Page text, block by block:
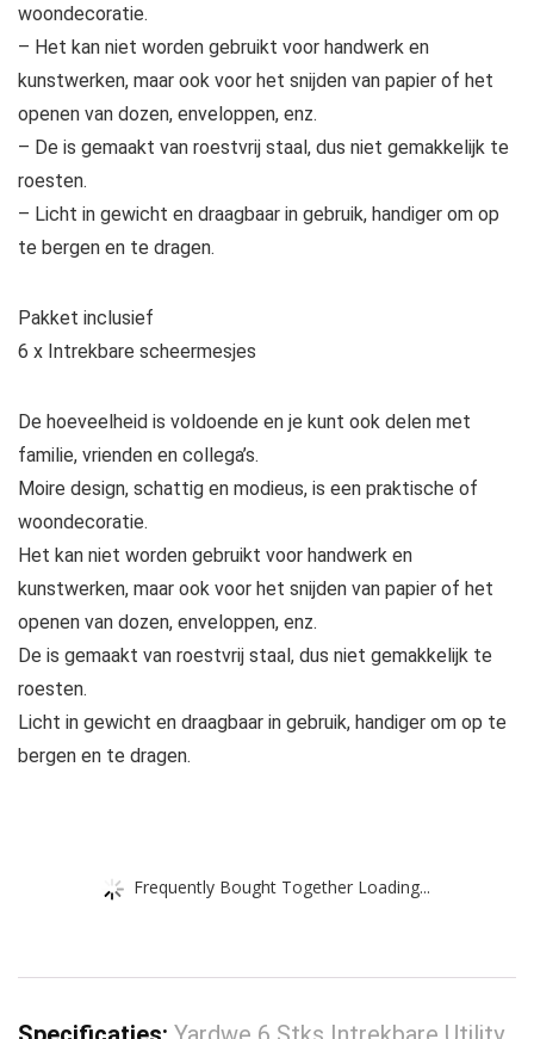
woondecoratie.
– Het kan niet worden gebruikt voor handwerk en
kunstwerken, maar ook voor het snijden van papier of het
openen van dozen, enveloppen, enz.
– De is gemaakt van roestvrij staal, dus niet gemakkelijk te
roesten.
– Licht in gewicht en draagbaar in gebruik, handiger om op
te bergen en te dragen.
Pakket inclusief
6 x Intrekbare scheermesjes
De hoeveelheid is voldoende en je kunt ook delen met
familie, vrienden en collega’s.
Moire design, schattig en modieus, is een praktische of
woondecoratie.
Het kan niet worden gebruikt voor handwerk en
kunstwerken, maar ook voor het snijden van papier of het
openen van dozen, enveloppen, enz.
De is gemaakt van roestvrij staal, dus niet gemakkelijk te
roesten.
Licht in gewicht en draagbaar in gebruik, handiger om op te
bergen en te dragen.
Frequently Bought Together Loading...